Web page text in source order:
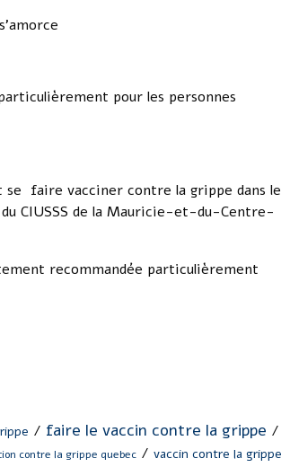
pour les personnes
se faire vacciner contre la grippe dans le
CIUSSS de la Mauricie-et-du-Centre-
recommandée particulièrement
/ faire le vaccin contre la grippe /
contre la grippe quebec / vaccin contre la grippe